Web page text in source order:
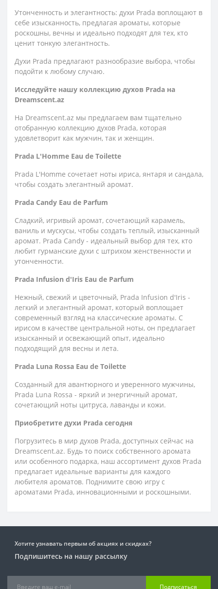
Утонченность и элегантность: духи Prada воплощают в
себе изысканность, предлагая ароматы, которые
роскошны, вечны и идеально подходят для тех, кто
ценит тонкую элегантность.
Духи Prada предлагают разнообразие выбора, чтобы
подойти к любому случаю.
Исследуйте нашу коллекцию духов Prada на
Dreamscent.az
На Dreamscent.az мы предлагаем вам тщательно
отобранную коллекцию духов Prada, которая
удовлетворит как мужчин, так и женщин.
Prada L'Homme Eau de Toilette
Prada L'Homme сочетает ноты ириса, янтаря и сандала,
чтобы создать элегантный аромат.
Prada Candy Eau de Parfum
Сладкий, игривый аромат, сочетающий карамель,
ваниль и мускусы, чтобы создать теплый, изысканный
аромат. Prada Candy - идеальный выбор для тех, кто
любит гурманские духи с штрихом женственности и
утонченности.
Prada Infusion d'Iris Eau de Parfum
Нежный, свежий и цветочный, Prada Infusion d'Iris -
легкий и элегантный аромат, который воплощает
современный взгляд на классические ароматы. С
ирисом в качестве центральной ноты, он предлагает
изысканный и освежающий опыт, идеально
подходящий для весны и лета.
Prada Luna Rossa Eau de Toilette
Созданный для авантюрного и уверенного мужчины,
Prada Luna Rossa - яркий и энергичный аромат,
сочетающий ноты цитруса, лаванды и кожи.
Приобретите духи Prada сегодня
Погрузитесь в мир духов Prada, доступных сейчас на
Dreamscent.az. Будь то поиск собственного аромата
или особенного подарка, наш ассортимент духов Prada
предлагает идеальные варианты для каждого
любителя ароматов. Поднимите свою игру с
ароматами Prada, инновационными и роскошными.
Хотите узнавать первым об акциях и скидках?
Подпишитесь на нашу рассылку
Подписаться